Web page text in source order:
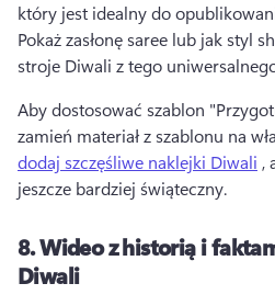
Pokaż zasłonę saree lub jak styl
stroje Diwali z tego
Aby dostosować szablon
zamień materiał z szablonu na
dodaj szczęśliwe naklejki Diwali ,
jeszcze bardziej świąteczny.
8.Wideo z historią i
Diwali